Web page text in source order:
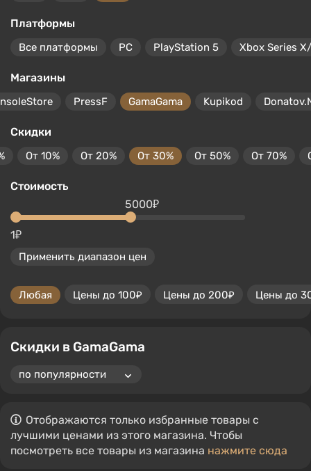
Платформы
Все платформы PC PlayStation 5 Xbox Series
Магазины
PressF GamaGama Kupikod
Скидки
От 10% От 20% От 30% От 50% От 70%
Стоимость
1₽
5000₽
Применить диапазон цен
Любая Цены до 100₽ Цены до 200₽ Цены до
Скидки в GamaGama
Отображаются только избранные товары с
лучшими ценами из этого магазина. Чтобы
посмотреть все товары из магазина нажмите сюда